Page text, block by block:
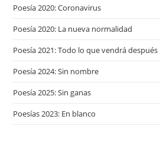
Poesía 2020: Coronavirus
Poesía 2020: La nueva normalidad
Poesía 2021: Todo lo que vendrá después
Poesía 2024: Sin nombre
Poesía 2025: Sin ganas
Poesías 2023: En blanco